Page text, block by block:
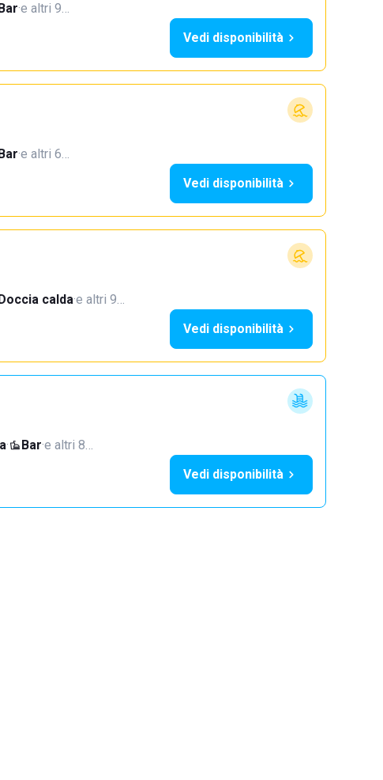
·e altri 9…
Vedi disponibilità
·e altri 6…
Vedi disponibilità
calda·e altri 9…
Vedi disponibilità
· Bar·e altri 8…
Vedi disponibilità